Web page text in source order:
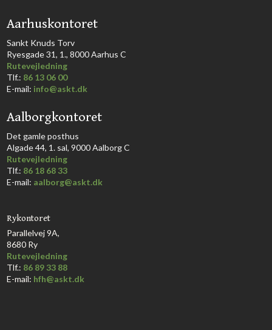
​Aarhuskontoret
​Sankt Knuds Torv
Ryesgade 31, 1., 8000 Aarhus C​​​
Rutevejledning
​Tlf.: 86 13 06 00
E-mail: info@askt.dk
Aalborgkontoret
​Det gamle posthus
Algade 44, 1. sal, 9000 Aalborg C​
Rutevejledning
Tlf.: 86 18 68 33​
E-mail: aalborg@askt.dk​
Rykontoret
Parallelvej 9A,
8680 Ry
Rutevejledning
Tlf.: 86 89 33 88
E-mail: hfh@askt.dk